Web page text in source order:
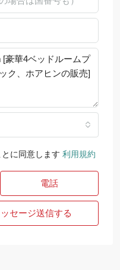
に同意します 利用規約
電話
セージ送信する